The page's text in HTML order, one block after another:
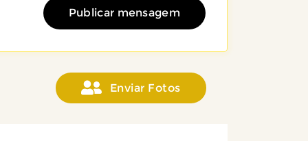
Publicar mensagem
Enviar Fotos